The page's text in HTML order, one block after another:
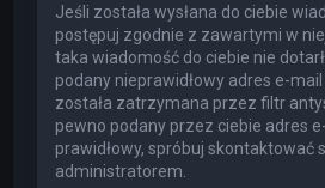
Jeśli została wysłana do ciebie
postępuj zgodnie z zawartymi w
taka wiadomość do ciebie nie
podany nieprawidłowy adres e-
została zatrzymana przez filtr
pewno podany przez ciebie adres
prawidłowy, spróbuj skontaktować
administratorem.